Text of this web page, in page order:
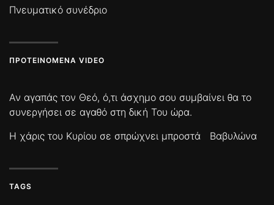
Πνευματικό συνέδριο
ΠΡΟΤΕΙΝΌΜΕΝΑ VIDEO
Αν αγαπάς τον Θεό, ό,τι άσχημο σου συμβαίνει θα το
συνεργήσει σε αγαθό στη δική Του ώρα.
Η χάρις του Κυρίου σε σπρώχνει μπροστά
Βαβυλώνα
TAGS